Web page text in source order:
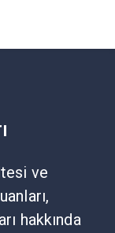
ve
hakkında